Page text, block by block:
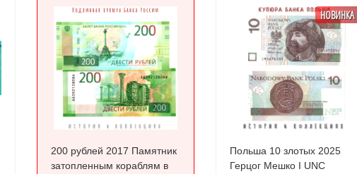
200 рублей 2017 Памятник
затопленным кораблям в
НОВИНКА
Польша 10 злотых 2025
Герцог Мешко I UNC